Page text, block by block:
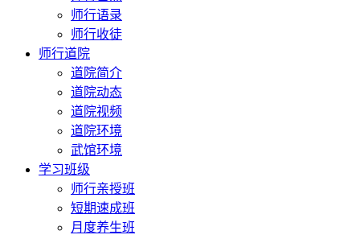
师行语录
师行收徒
师行道院
道院简介
道院动态
道院视频
道院环境
武馆环境
学习班级
师行亲授班
短期速成班
月度养生班